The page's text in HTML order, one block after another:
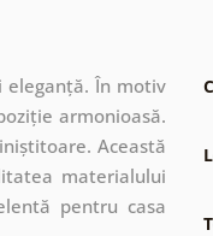
eleganță. În motiv
armonioasă.
Această
materialului
pentru casa